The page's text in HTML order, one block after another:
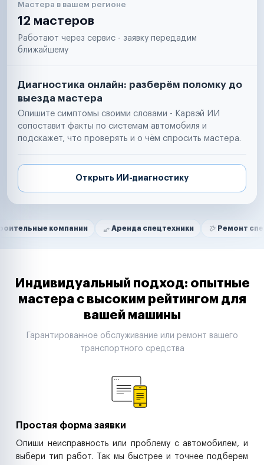
Мастера в вашем регионе
12 мастеров
Работают через сервис - заявку передадим
ближайшему
Диагностика онлайн: разберём поломку до
выезда мастера
Опишите симптомы своими словами - Карвэй ИИ
сопоставит факты по системам автомобиля и
подскажет, что проверять и о чём спросить мастера.
Открыть ИИ-диагностику
Нам доверяют
компании Аренда спецтехники Ремонт спецтехники
Маркетплейсы
Таксопарки
Автодилеры
Строительные компании
Аренда спецтехники
Индивидуальный подход: опытные
мастера с высоким рейтингом для
вашей машины
Гарантированное обслуживание или ремонт вашего
транспортного средства
Простая форма заявки
Опиши неисправность или проблему с автомобилем, и
выбери тип работ. Так мы быстрее и точнее подберем